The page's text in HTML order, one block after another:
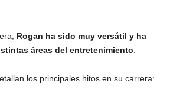
Rogan ha sido muy versátil y ha
áreas del entretenimiento
los principales hitos en su carrera: